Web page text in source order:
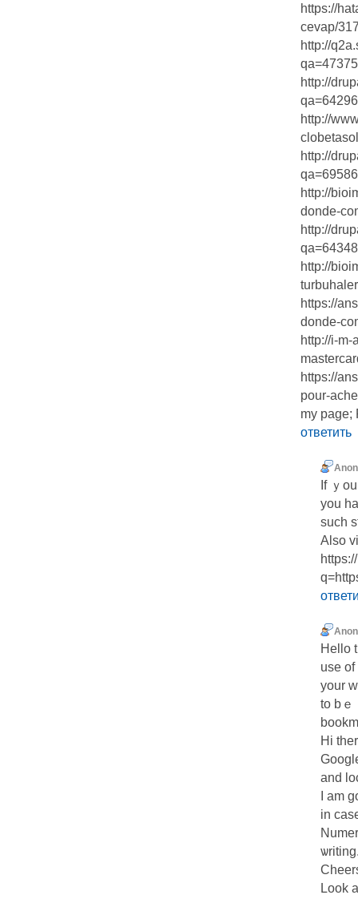
https://
cevap/
http://
http://
http://
http://
http://
donde-
http://
http://
https://
donde-
http://i-
https://
pour-
my page;
ответить
If ｙ
you
such
Also
Hello
use of
your
to bｅ
Hi
and
I am
in
Look